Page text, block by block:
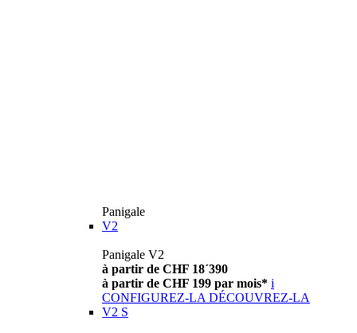
Panigale
V2
Panigale V2
à partir de CHF 18´390
à partir de CHF 199 par mois* i
CONFIGUREZ-LA DÉCOUVREZ-LA
V2 S